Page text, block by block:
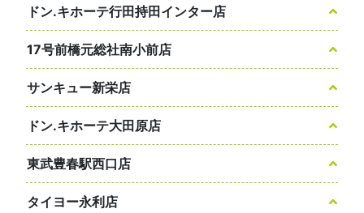
ドン.キホーテ行田持田インター店
17号前橋元総社南小前店
サンキュー新栄店
ドン.キホーテ大田原店
東武豊春駅西口店
タイヨー永利店